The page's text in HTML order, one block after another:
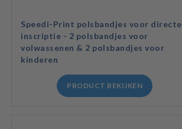
Speedi-Print polsbandjes voor directe
inscriptie - 2 polsbandjes voor
volwassenen & 2 polsbandjes voor
kinderen
PRODUCT BEKIJKEN